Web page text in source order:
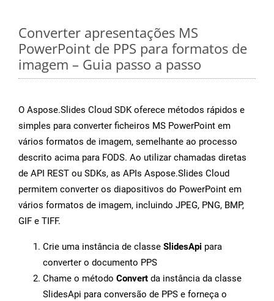
Converter apresentações MS
PowerPoint de PPS para formatos de
imagem – Guia passo a passo
O Aspose.Slides Cloud SDK oferece métodos rápidos e
simples para converter ficheiros MS PowerPoint em
vários formatos de imagem, semelhante ao processo
descrito acima para FODS. Ao utilizar chamadas diretas
de API REST ou SDKs, as APIs Aspose.Slides Cloud
permitem converter os diapositivos do PowerPoint em
vários formatos de imagem, incluindo JPEG, PNG, BMP,
GIF e TIFF.
Crie uma instância de classe SlidesApi para
converter o documento PPS
Chame o método Convert da instância da classe
SlidesApi para conversão de PPS e forneça o